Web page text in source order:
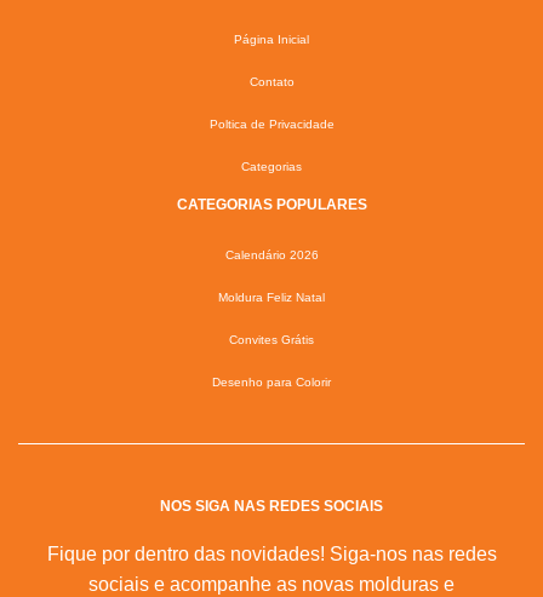
Página Inicial
Contato
Poltica de Privacidade
Categorias
CATEGORIAS POPULARES
Calendário 2026
Moldura Feliz Natal
Convites Grátis
Desenho para Colorir
NOS SIGA NAS REDES SOCIAIS
Fique por dentro das novidades! Siga-nos nas redes
sociais e acompanhe as novas molduras e